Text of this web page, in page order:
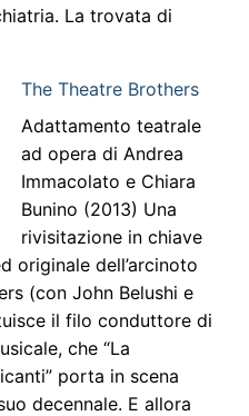
La trovata di
The Theatre Brothers
Adattamento teatrale
ad opera di Andrea
Immacolato e Chiara
Bunino (2013) Una
rivisitazione in chiave
originale dell’arcinoto
(con John Belushi e
il filo conduttore di
che “La
porta in scena
decennale. E allora